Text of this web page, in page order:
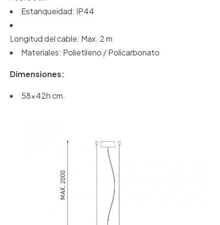
Estanqueidad: IP44
Longitud del cable: Max. 2 m
Materiales: Polietileno / Policarbonato
Dimensiones:
58x42h cm.